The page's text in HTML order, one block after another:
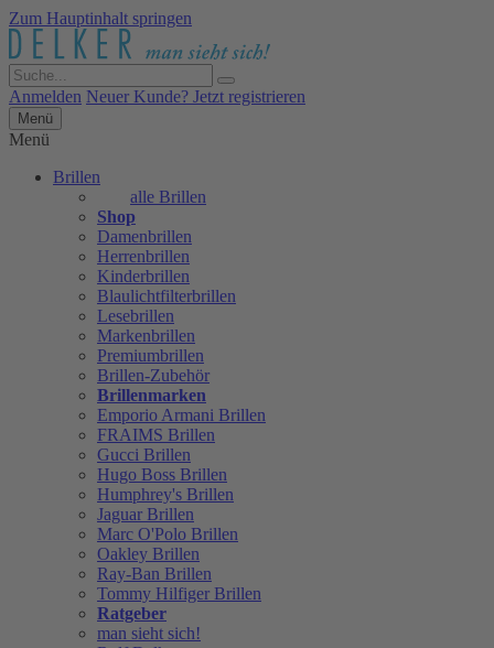
Zum Hauptinhalt springen
Anmelden Neuer Kunde? Jetzt registrieren
Menü
Menü
Brillen
alle Brillen
Shop
Damenbrillen
Herrenbrillen
Kinderbrillen
Blaulichtfilterbrillen
Lesebrillen
Markenbrillen
Premiumbrillen
Brillen-Zubehör
Brillenmarken
Emporio Armani Brillen
FRAIMS Brillen
Gucci Brillen
Hugo Boss Brillen
Humphrey's Brillen
Jaguar Brillen
Marc O'Polo Brillen
Oakley Brillen
Ray-Ban Brillen
Tommy Hilfiger Brillen
Ratgeber
man sieht sich!